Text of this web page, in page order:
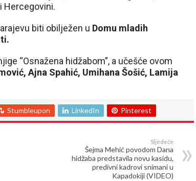
Hercegovini.
biti obilježen u Domu mladih
“Osnažena hidžabom”, a učešće ovom
Ajna Spahić, Umihana Šošić, Lamija
Stumbleupon LinkedIn Pinterest
Sljedeće
Šejma Mehić povodom Dana
hidžaba predstavila novu kasidu,
predivni kadrovi snimani u
Kapadokiji (VIDEO)